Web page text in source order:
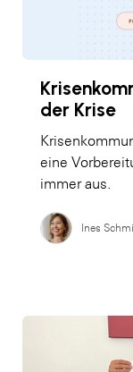
der Krise
eine
immer aus.
Ines